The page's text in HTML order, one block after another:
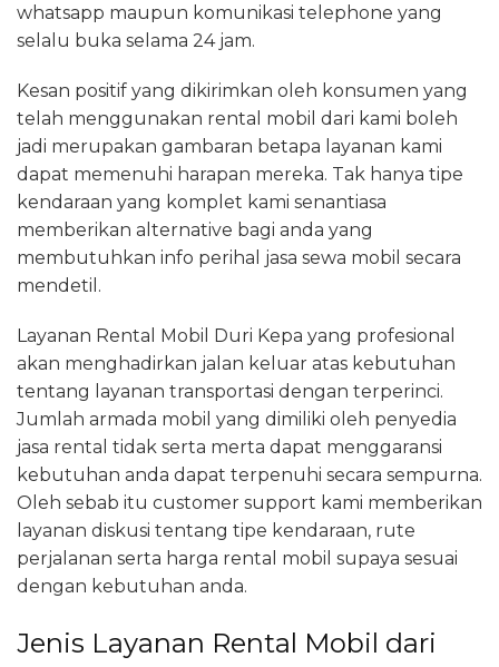
whatsapp maupun komunikasi telephone yang
selalu buka selama 24 jam.
Kesan positif yang dikirimkan oleh konsumen yang
telah menggunakan rental mobil dari kami boleh
jadi merupakan gambaran betapa layanan kami
dapat memenuhi harapan mereka. Tak hanya tipe
kendaraan yang komplet kami senantiasa
memberikan alternative bagi anda yang
membutuhkan info perihal jasa sewa mobil secara
mendetil.
Layanan Rental Mobil Duri Kepa yang profesional
akan menghadirkan jalan keluar atas kebutuhan
tentang layanan transportasi dengan terperinci.
Jumlah armada mobil yang dimiliki oleh penyedia
jasa rental tidak serta merta dapat menggaransi
kebutuhan anda dapat terpenuhi secara sempurna.
Oleh sebab itu customer support kami memberikan
layanan diskusi tentang tipe kendaraan, rute
perjalanan serta harga rental mobil supaya sesuai
dengan kebutuhan anda.
Jenis Layanan Rental Mobil dari